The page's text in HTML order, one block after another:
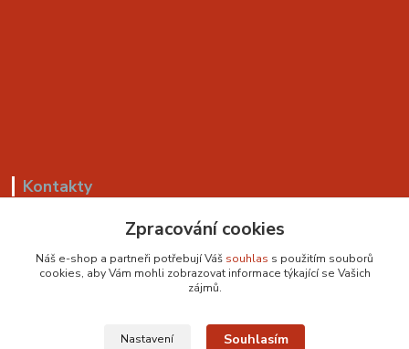
Kontakty
+420 799 530 549
sedackyvysocina@seznam.cz
Zpracování cookies
Náš e-shop a partneři potřebují Váš souhlas s použitím souborů
cookies, aby Vám mohli zobrazovat informace týkající se Vašich
zájmů.
Nastavení Souhlasím